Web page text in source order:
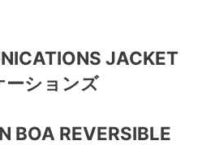
JACKET
ーションズ
BOA REVERSIBLE